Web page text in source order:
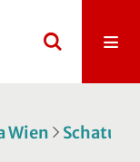
Wien